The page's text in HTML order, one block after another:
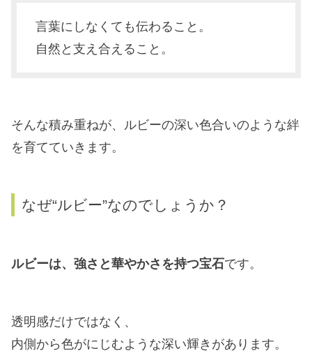
言葉にしなくても伝わること。
自然と支え合えること。
そんな積み重ねが、ルビーの深い色合いのような絆
を育てていきます。
なぜ“ルビー”なのでしょうか？
ルビーは、強さと華やかさを持つ宝石です。
透明感だけではなく、
内側から色がにじむような深い輝きがあります。